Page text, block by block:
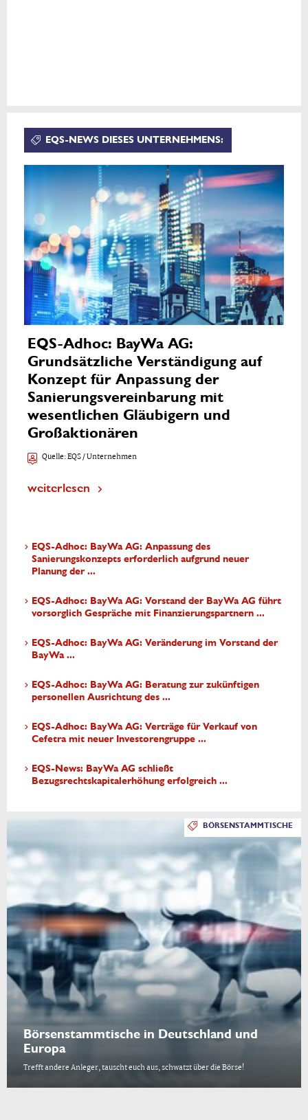
EQS-NEWS DIESES UNTERNEHMENS:
EQS-Adhoc: BayWa AG:
Grundsätzliche Verständigung auf
Konzept für Anpassung der
Sanierungsvereinbarung mit
wesentlichen Gläubigern und
Großaktionären
Quelle:EQS / Unternehmen
weiterlesen
EQS-Adhoc: BayWa AG: Anpassung des
Sanierungskonzepts erforderlich aufgrund neuer
Planung der ...
EQS-Adhoc: BayWa AG: Vorstand der BayWa AG führt
vorsorglich Gespräche mit Finanzierungspartnern ...
EQS-Adhoc: BayWa AG: Veränderung im Vorstand der
BayWa ...
EQS-Adhoc: BayWa AG: Beratung zur zukünftigen
personellen Ausrichtung des ...
EQS-Adhoc: BayWa AG: Verträge für Verkauf von
Cefetra mit neuer Investorengruppe ...
EQS-News: BayWa AG schließt
Bezugsrechtskapitalerhöhung erfolgreich ...
BÖRSENSTAMMTISCHE
Börsenstammtische in Deutschland und
Europa
Trefft andere Anleger, tauscht euch aus, schwatzt über die Börse!